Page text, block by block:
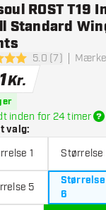
5.0 (7) Mærke
ROST
Standard
Kr.
inden for 24 timer
valg:
1 Størrelse
5
Størrelse
6